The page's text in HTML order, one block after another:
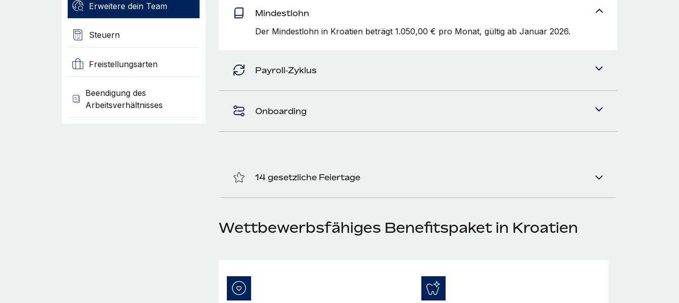
Erweitere dein Team
Steuern
Freistellungsarten
Beendigung des
Arbeitsverhältnisses
Mindestlohn
Der Mindestlohn in Kroatien beträgt 1.050,00 € pro Monat, gültig ab Januar 2026.
Payroll‑Zyklus
Onboarding
14 gesetzliche Feiertage
Wettbewerbsfähiges Benefitspaket in Kroatien